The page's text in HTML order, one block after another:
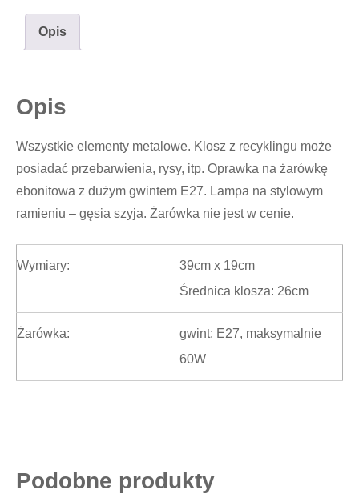
Opis
Opis
Wszystkie elementy metalowe. Klosz z recyklingu może
posiadać przebarwienia, rysy, itp. Oprawka na żarówkę
ebonitowa z dużym gwintem E27. Lampa na stylowym
ramieniu – gęsia szyja. Żarówka nie jest w cenie.
Wymiary:
39cm x 19cm
Średnica klosza: 26cm
Żarówka:
gwint: E27, maksymalnie
60W
Podobne produkty